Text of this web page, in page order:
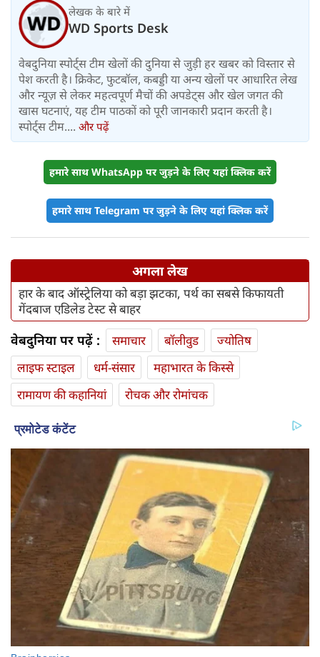
लेखक के बारे में
WD Sports Desk
वेबदुनिया स्पोर्ट्स टीम खेलों की दुनिया से जुड़ी हर खबर को विस्तार से
पेश करती है। क्रिकेट, फुटबॉल, कबड्डी या अन्य खेलों पर आधारित लेख
और न्यूज़ से लेकर महत्वपूर्ण मैचों की अपडेट्स और खेल जगत की
खास घटनाएं, यह टीम पाठकों को पूरी जानकारी प्रदान करती है।
स्पोर्ट्स टीम.... और पढ़ें
हमारे साथ WhatsApp पर जुड़ने के लिए यहां क्लिक करें
हमारे साथ Telegram पर जुड़ने के लिए यहां क्लिक करें
अगला लेख
हार के बाद ऑस्ट्रेलिया को बड़ा झटका, पर्थ का सबसे किफायती
गेंदबाज एडिलेड टेस्ट से बाहर
वेबदुनिया पर पढ़ें : समाचार बॉलीवुड
ज्योतिष
लाइफ स्‍टाइल
धर्म-संसार
महाभारत के किस्से
रामायण की कहानियां
रोचक और रोमांचक